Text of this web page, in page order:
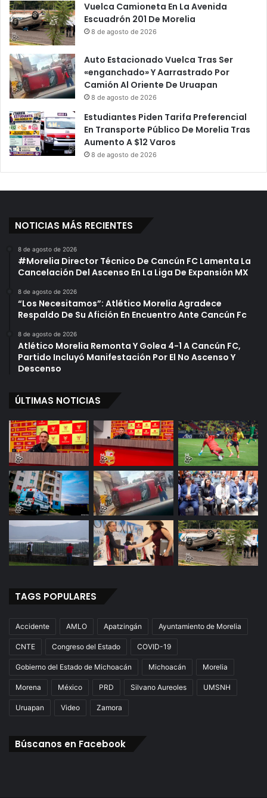
Vuelca Camioneta En La Avenida
Escuadrón 201 De Morelia
8 de agosto de 2026
Auto Estacionado Vuelca Tras Ser
«enganchado» Y Aarrastrado Por
Camión Al Oriente De Uruapan
8 de agosto de 2026
Estudiantes Piden Tarifa Preferencial
En Transporte Público De Morelia Tras
Aumento A $12 Varos
8 de agosto de 2026
NOTICIAS MÁS RECIENTES
8 de agosto de 2026
#Morelia Director Técnico De Cancún FC Lamenta La
Cancelación Del Ascenso En La Liga De Expansión MX
8 de agosto de 2026
“Los Necesitamos”: Atlético Morelia Agradece
Respaldo De Su Afición En Encuentro Ante Cancún Fc
8 de agosto de 2026
Atlético Morelia Remonta Y Golea 4-1 A Cancún FC,
Partido Incluyó Manifestación Por El No Ascenso Y
Descenso
ÚLTIMAS NOTICIAS
TAGS POPULARES
Accidente AMLO Apatzingán Ayuntamiento de Morelia
CNTE Congreso del Estado COVID-19
Gobierno del Estado de Michoacán Michoacán Morelia
Morena México PRD Silvano Aureoles UMSNH
Uruapan Video Zamora
Búscanos en Facebook